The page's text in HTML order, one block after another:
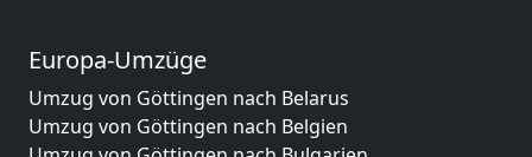
Europa-Umzüge
Umzug von Göttingen nach Belarus
Umzug von Göttingen nach Belgien